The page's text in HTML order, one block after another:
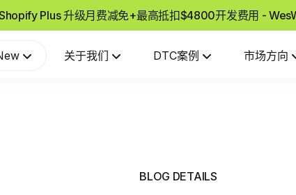
Plus 升级月费减免+最高抵扣$4800开发费用 -
关于我们 DTC案例 市场方向
BLOG DETAILS